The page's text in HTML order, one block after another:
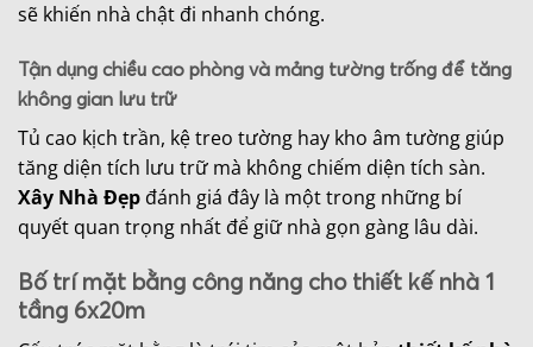
sẽ khiến nhà chật đi nhanh chóng.
Tận dụng chiều cao phòng và mảng tường trống để tăng
không gian lưu trữ
Tủ cao kịch trần, kệ treo tường hay kho âm tường giúp
tăng diện tích lưu trữ mà không chiếm diện tích sàn.
Xây Nhà Đẹp đánh giá đây là một trong những bí
quyết quan trọng nhất để giữ nhà gọn gàng lâu dài.
Bố trí mặt bằng công năng cho thiết kế nhà 1
tầng 6x20m